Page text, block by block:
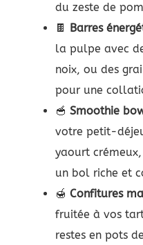
du zeste de
🍫
Barres
la pulpe avec
noix, ou des
pour une
🥣 Smoothie
votre petit-
yaourt
un bol riche et
🍯 Confitures
fruitée à vos
restes en pots